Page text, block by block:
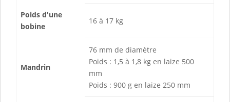
Poids d'une
bobine
16 à 17 kg
Mandrin
76 mm de diamètre
Poids : 1,5 à 1,8 kg en laize 500
mm
Poids : 900 g en laize 250 mm